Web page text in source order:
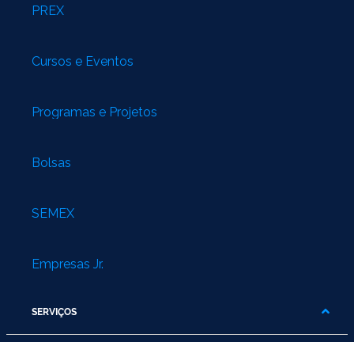
PREX
Cursos e Eventos
Programas e Projetos
Bolsas
SEMEX
Empresas Jr.
SERVIÇOS